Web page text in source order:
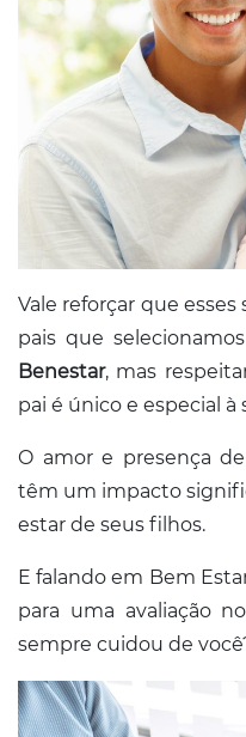
Vale reforçar que
pais que
Benestar, mas
pai é único e especial à
O amor e presença
têm um impacto
estar de seus filhos.
E falando em Bem
para uma avaliação
sempre cuidou de